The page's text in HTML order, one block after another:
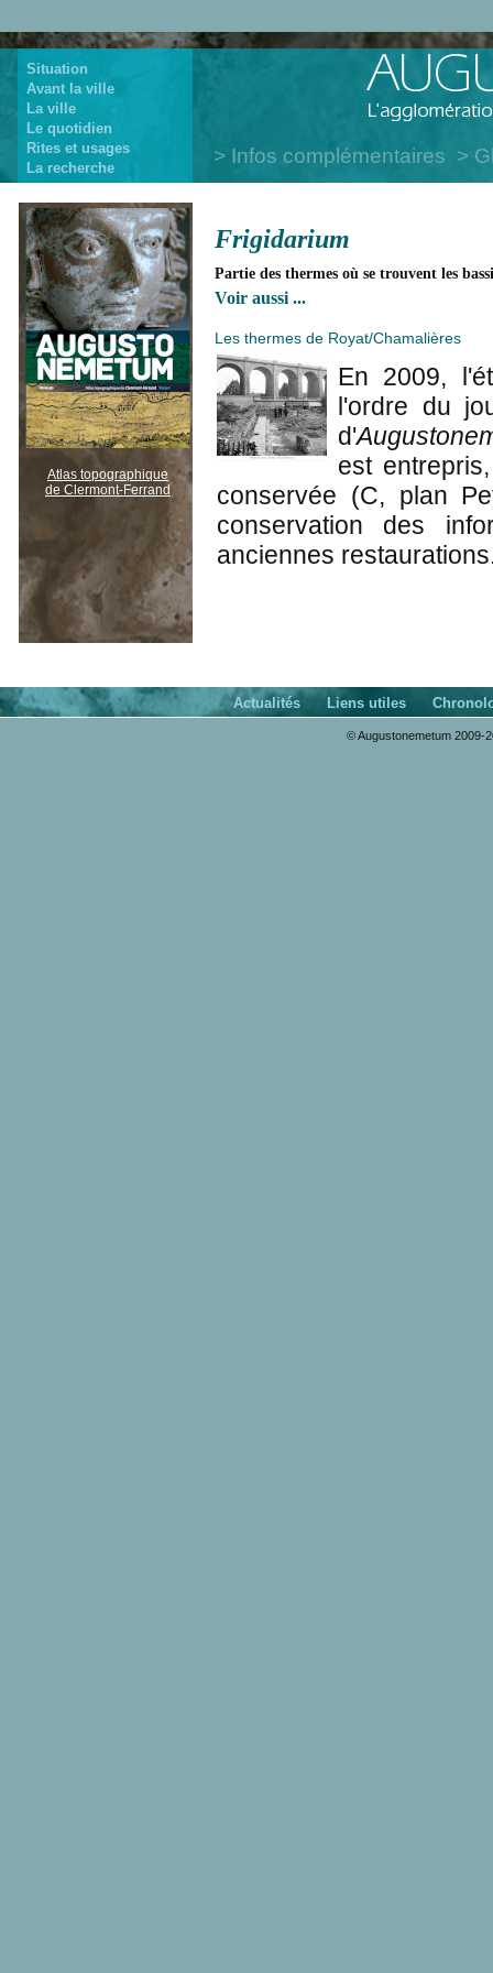
Situation
Avant la ville
La ville
Le quotidien
Rites et usages
La recherche
Infos complémentaires
Frigidarium
Partie des thermes où se trouvent les
Voir aussi ...
Les thermes de Royat/Chamalières
En 2009,
l'ordre du
d'
est
conservée (C, plan
conservation des
anciennes
Atlas topographique
de Clermont-Ferrand
Actualités Liens utiles
© Augustonemetum 2009-